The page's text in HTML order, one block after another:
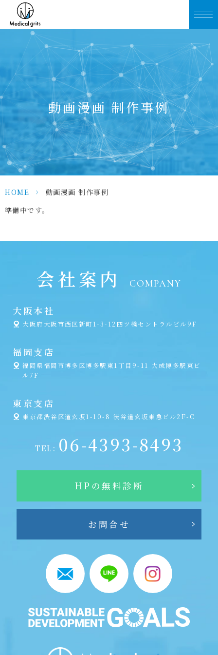
動画漫画 制作事例
HOME >
動画漫画 制作事例
準備中です。
会社案内 COMPANY
大阪本社
大阪府大阪市西区新町1-3-12四ツ橋セントラルビル9F
福岡支店
福岡県福岡市博多区博多駅東1丁目9-11 大成博多駅東ビ
ル7F
東京支店
東京都渋谷区道玄坂1-10-8 渋谷道玄坂東急ビル2F-C
TEL: 06-4393-8493
HPの無料診断
お問合せ